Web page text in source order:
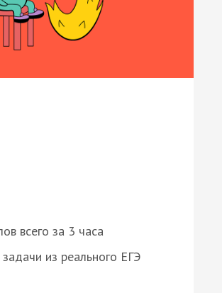
всего за 3 часа
из реального ЕГЭ